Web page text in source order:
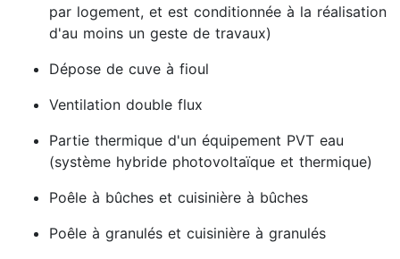
par logement, et est conditionnée à la réalisation
d'au moins un geste de travaux)
Dépose de cuve à fioul
Ventilation double flux
Partie thermique d'un équipement PVT eau
(système hybride photovoltaïque et thermique)
Poêle à bûches et cuisinière à bûches
Poêle à granulés et cuisinière à granulés